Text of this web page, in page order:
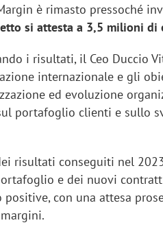
è rimasto pressoché
si attesta a 3,5 milioni di
i risultati, il Ceo Duccio
internazionale e gli
ed evoluzione
portafoglio clienti e sullo
risultati conseguiti nel
e dei nuovi
positive, con una attesa